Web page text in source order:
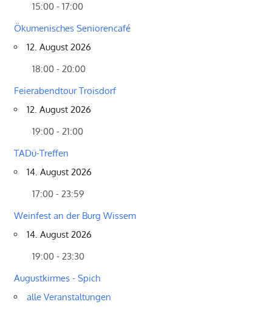
15:00 - 17:00
Ökumenisches Seniorencafé
12. August 2026
18:00 - 20:00
Feierabendtour Troisdorf
12. August 2026
19:00 - 21:00
TADü-Treffen
14. August 2026
17:00 - 23:59
Weinfest an der Burg Wissem
14. August 2026
19:00 - 23:30
Augustkirmes - Spich
alle Veranstaltungen